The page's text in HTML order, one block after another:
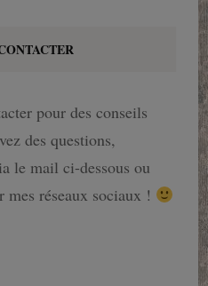
pour des conseils
des questions,
le mail ci-dessous ou
mes réseaux sociaux !